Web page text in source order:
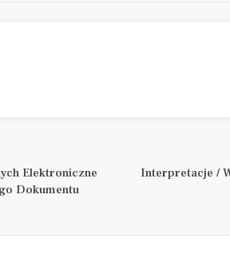
Elektroniczne
Dokumentu
Interpretacje /